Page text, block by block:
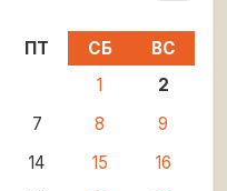
ПТ СБ
ВС
1
2
7 8
9
14 15
16